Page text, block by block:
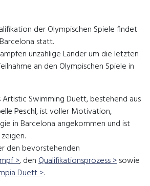
der Olympischen Spiele findet
statt.
unzählige Länder um die letzten
an den Olympischen Spiele in
Artistic Swimming Duett, bestehend aus
Peschl, ist voller Motivation,
in Barcelona angekommen und ist
den bevorstehenden
>, denQualifikationsprozess >sowie
Duett >.